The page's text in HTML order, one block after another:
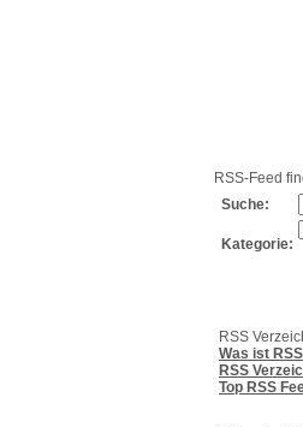
RSS-Feed
Suche:
Kategorie:
RSS
Was ist
RSS
Top RSS